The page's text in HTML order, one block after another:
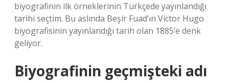
biyografinin ilk örneklerinin Türkçede yayınlandığı
tarihi seçtim. Bu aslında Beşir Fuad’ın Victor Hugo
biyografisinin yayınlandığı tarih olan 1885’e denk
geliyor.
Biyografinin geçmişteki adı